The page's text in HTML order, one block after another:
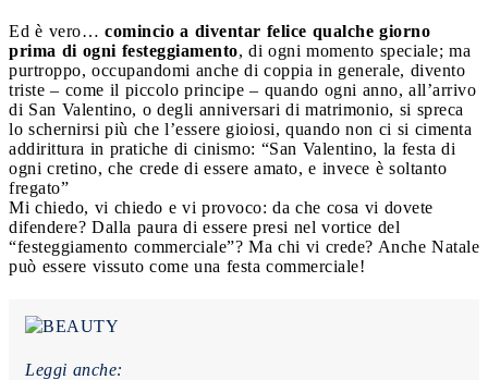
Ed è vero… comincio a diventar felice qualche giorno
prima di ogni festeggiamento, di ogni momento speciale; ma
purtroppo, occupandomi anche di coppia in generale, divento
triste – come il piccolo principe – quando ogni anno, all’arrivo
di San Valentino, o degli anniversari di matrimonio, si spreca
lo schernirsi più che l’essere gioiosi, quando non ci si cimenta
addirittura in pratiche di cinismo: “San Valentino, la festa di
ogni cretino, che crede di essere amato, e invece è soltanto
fregato”
Mi chiedo, vi chiedo e vi provoco: da che cosa vi dovete
difendere? Dalla paura di essere presi nel vortice del
“festeggiamento commerciale”? Ma chi vi crede? Anche Natale
può essere vissuto come una festa commerciale!
Leggi anche: